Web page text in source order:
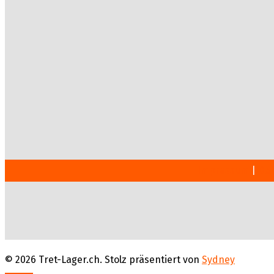
© 2026 Tret-Lager.ch. Stolz präsentiert von Sydney